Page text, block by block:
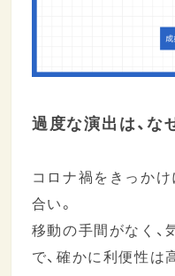
過度な演出は、
コロナ禍をきっか
合い。
移動の手間がなく、
で、確かに利便性は